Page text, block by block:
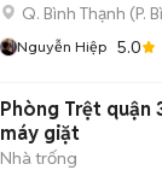
Q. Bình Thạnh (P.
Nguyễn Hiệp 5.0
Phòng Trệt quận
máy giặt
Nhà trống